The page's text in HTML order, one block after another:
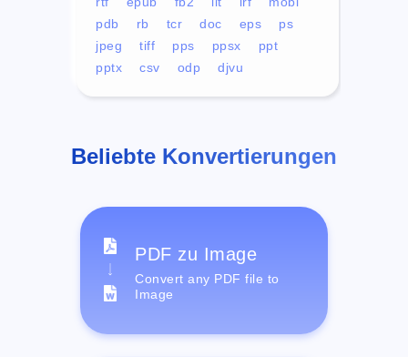
pdb
rb tcr doc eps
ps
jpeg
tiff pps ppsx
ppt
pptx
csv odp djvu
Beliebte Konvertierungen
PDF zu Image
Convert any PDF file to
Image